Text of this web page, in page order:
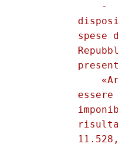
-
spese
essere